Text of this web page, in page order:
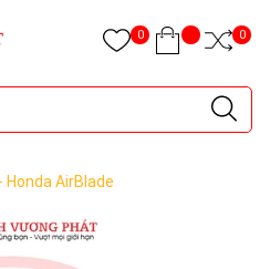
0 0
Honda AirBlade